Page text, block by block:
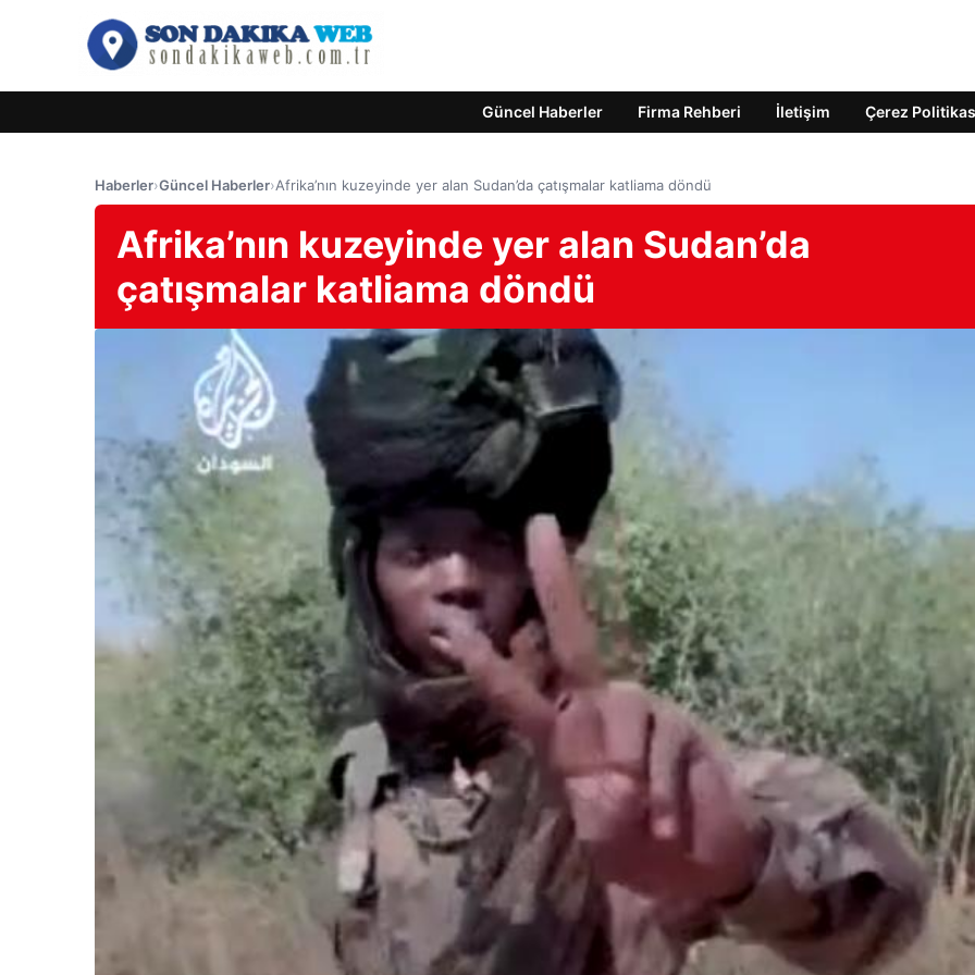
Güncel Haberler Firma Rehberi İletişim Çerez
Haberler›Güncel Haberler›Afrika’nın kuzeyinde yer alan Sudan’da çatışmalar katliama döndü
Afrika’nın kuzeyinde yer alan Sudan’da
çatışmalar katliama döndü